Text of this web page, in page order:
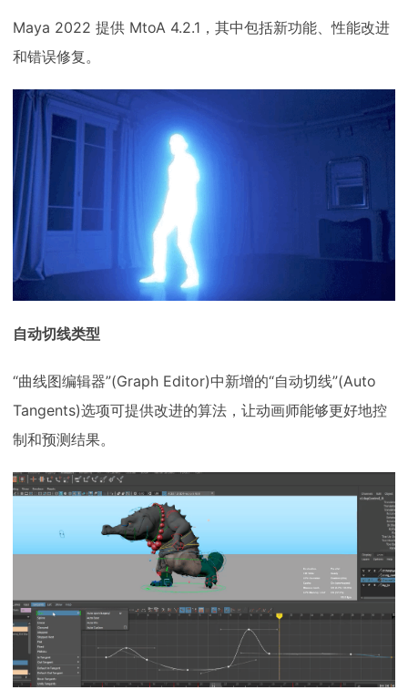
Maya 2022 提供 MtoA 4.2.1，其中包括新功能、性能改进
和错误修复。
自动切线类型
“曲线图编辑器”(Graph Editor)中新增的“自动切线”(Auto
Tangents)选项可提供改进的算法，让动画师能够更好地控
制和预测结果。